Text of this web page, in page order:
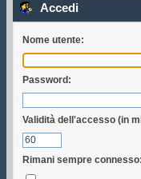
Accedi
Nome utente:
Password:
Validità dell'accesso (in
Rimani sempre connesso: